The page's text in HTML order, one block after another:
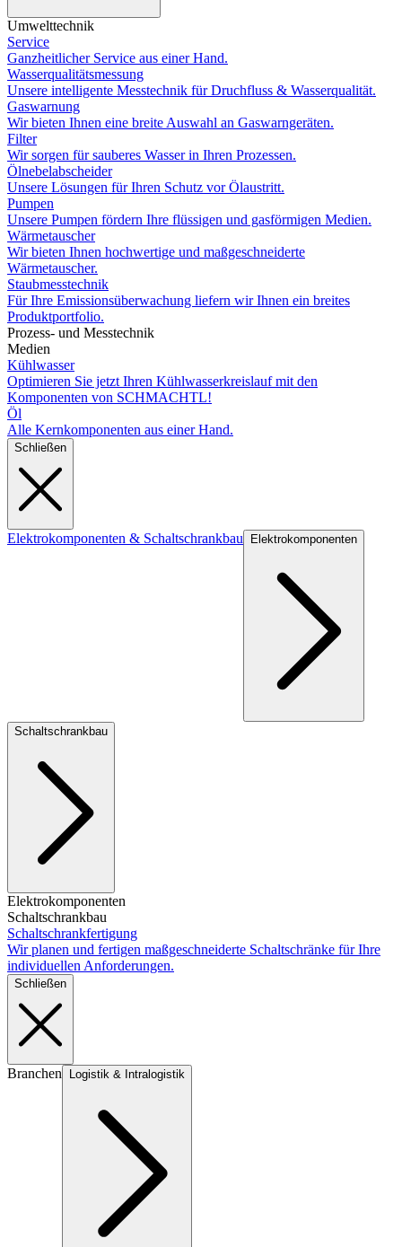
Umwelttechnik
Service
Ganzheitlicher Service aus einer Hand.
Wasserqualitätsmessung
Unsere intelligente Messtechnik für Druchfluss & Wasserqualität.
Gaswarnung
Wir bieten Ihnen eine breite Auswahl an Gaswarngeräten.
Filter
Wir sorgen für sauberes Wasser in Ihren Prozessen.
Ölnebelabscheider
Unsere Lösungen für Ihren Schutz vor Ölaustritt.
Pumpen
Unsere Pumpen fördern Ihre flüssigen und gasförmigen Medien.
Wärmetauscher
Wir bieten Ihnen hochwertige und maßgeschneiderte
Wärmetauscher.
Staubmesstechnik
Für Ihre Emissionsüberwachung liefern wir Ihnen ein breites
Produktportfolio.
Prozess- und Messtechnik
Medien
Kühlwasser
Optimieren Sie jetzt Ihren Kühlwasserkreislauf mit den
Komponenten von SCHMACHTL!
Öl
Alle Kernkomponenten aus einer Hand.
Schließen
Elektrokomponenten & Schaltschrankbau Elektrokomponenten
Schaltschrankbau
Elektrokomponenten
Schaltschrankbau
Schaltschrankfertigung
Wir planen und fertigen maßgeschneiderte Schaltschränke für Ihre
individuellen Anforderungen.
Schließen
Branchen Logistik & Intralogistik